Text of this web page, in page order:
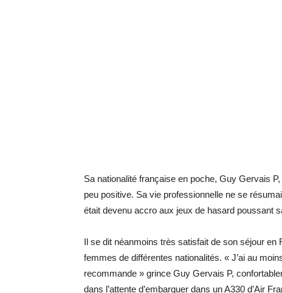
Sa nationalité française en poche, Guy Gervais
peu positive. Sa vie professionnelle ne se
était devenu accro aux jeux de hasard poussant
Il se dit néanmoins très satisfait de son séjour en
femmes de différentes nationalités. « J’ai au
recommande » grince Guy Gervais P,
dans l’attente d’embarquer dans un A330 d’Air